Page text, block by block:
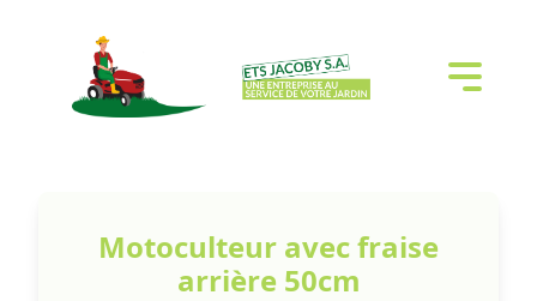
Motoculteur avec fraise
arrière 50cm